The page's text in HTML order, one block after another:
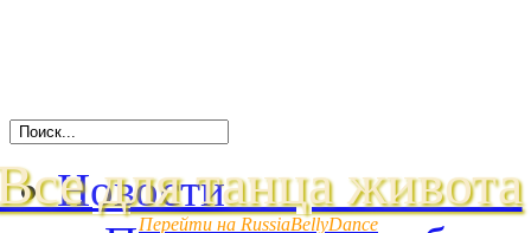
для танца живота
Перейти на RussiaBellyDance
Новости